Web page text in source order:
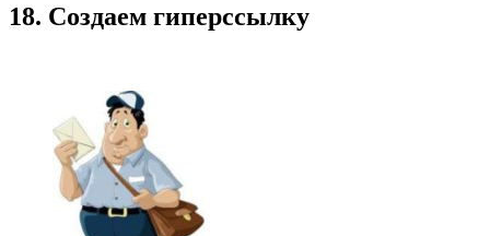
18. Создаем гиперссылку